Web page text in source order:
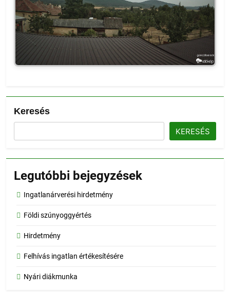
Keresés
KERESÉS
Legutóbbi bejegyzések
Ingatlanárverési hirdetmény
Földi szúnyoggyértés
Hirdetmény
Felhívás ingatlan értékesítésére
Nyári diákmunka